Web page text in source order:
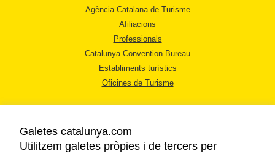
Agència Catalana de Turisme
Afiliacions
Professionals
Catalunya Convention Bureau
Establiments turístics
Oficines de Turisme
Galetes catalunya.com
Utilitzem galetes pròpies i de tercers per